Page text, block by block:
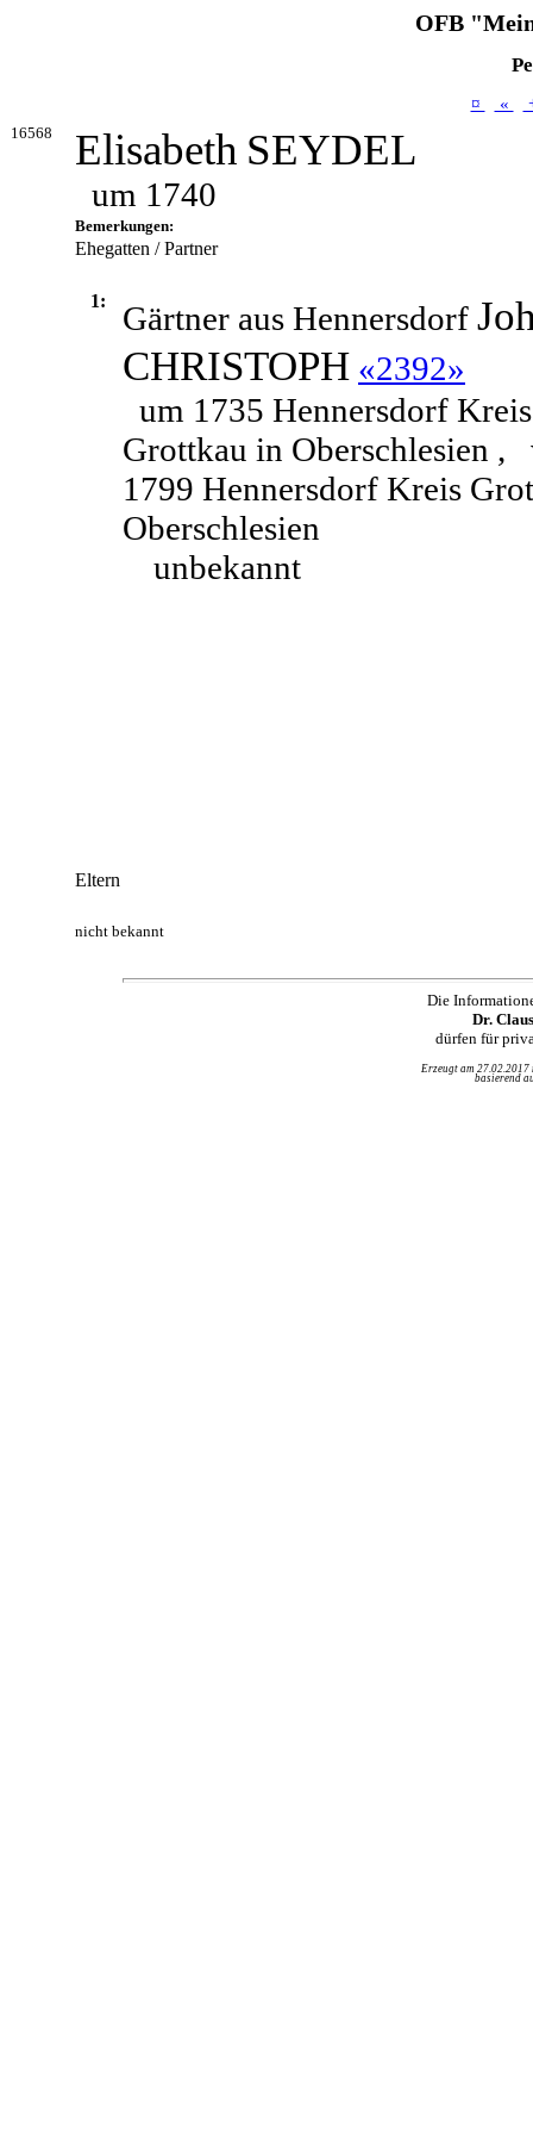
OFB
¤ «
16568 Elisabeth SEYDEL
um 1740
Bemerkungen:
Ehegatten / Partner
1: Gärtner aus Hennersdorf
CHRISTOPH «2392»
um 1735 Hennersdorf Kreis
Grottkau in Oberschlesien ,
1799 Hennersdorf Kreis
Oberschlesien
unbekannt
Eltern
nicht bekannt
Die
Dr.
dürfen für
Erzeugt am
basierend